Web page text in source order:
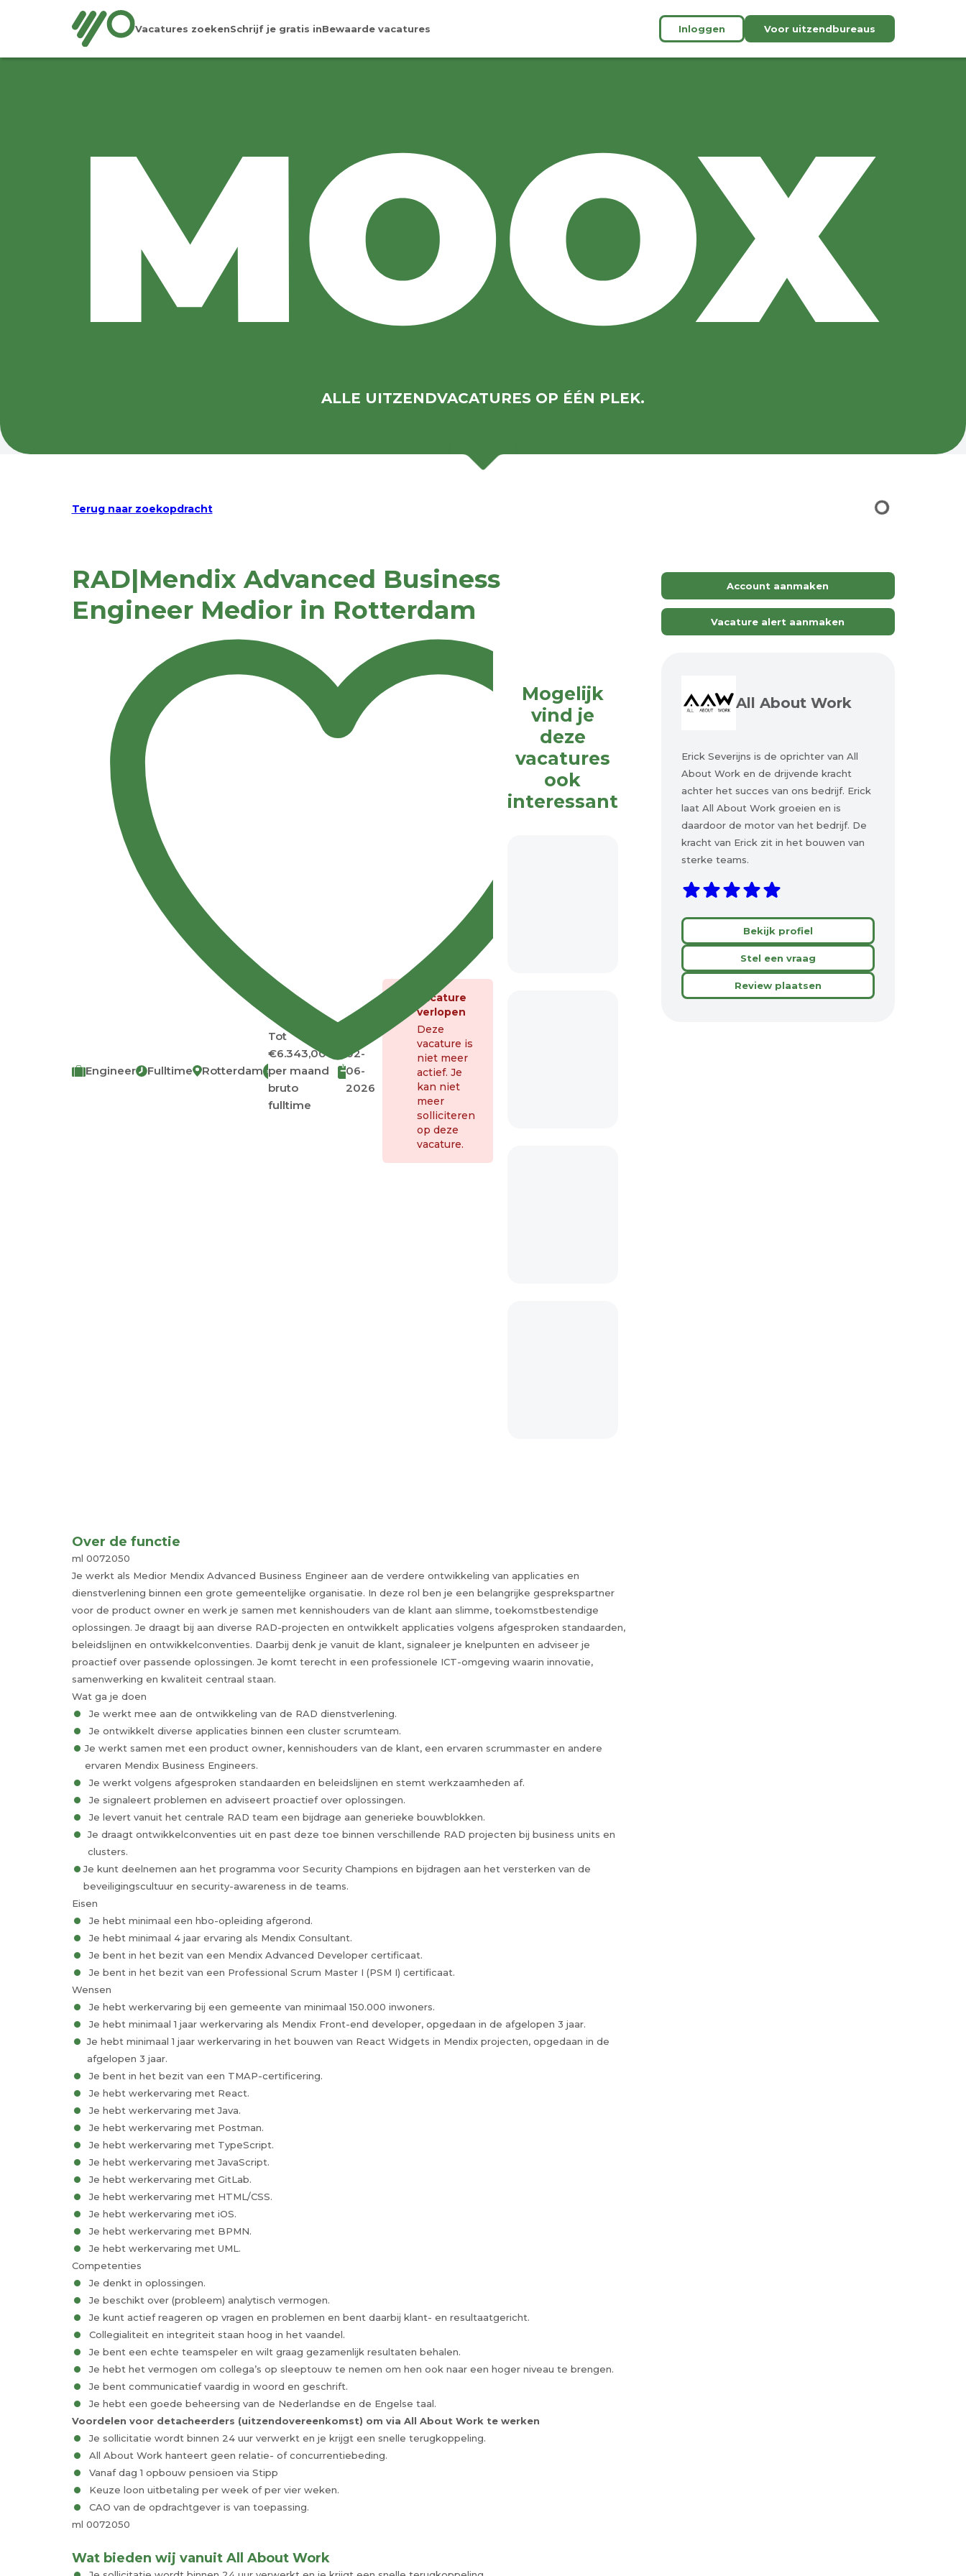
Vacatures zoekenSchrijf je gratis inBewaarde vacatures Inloggen Voor uitzendbureaus
ALLE UITZENDVACATURES OP ÉÉN PLEK.
Terug naar zoekopdracht
RAD|Mendix Advanced Business
Engineer Medior in Rotterdam
Engineer Fulltime Rotterdam €
Tot
€6.343,00
per maand
bruto
fulltime
02-
06-
2026
Vacature
verlopen
Deze
vacature is
niet meer
actief. Je
kan niet
meer
solliciteren
op deze
vacature.
Mogelijk
vind je
deze
vacatures
ook
interessant
Over de functie
ml 0072050
Je werkt als Medior Mendix Advanced Business Engineer aan de verdere ontwikkeling van applicaties en
dienstverlening binnen een grote gemeentelijke organisatie. In deze rol ben je een belangrijke gesprekspartner
voor de product owner en werk je samen met kennishouders van de klant aan slimme, toekomstbestendige
oplossingen. Je draagt bij aan diverse RAD-projecten en ontwikkelt applicaties volgens afgesproken standaarden,
beleidslijnen en ontwikkelconventies. Daarbij denk je vanuit de klant, signaleer je knelpunten en adviseer je
proactief over passende oplossingen. Je komt terecht in een professionele ICT-omgeving waarin innovatie,
samenwerking en kwaliteit centraal staan.
Wat ga je doen
Je werkt mee aan de ontwikkeling van de RAD dienstverlening.
Je ontwikkelt diverse applicaties binnen een cluster scrumteam.
Je werkt samen met een product owner, kennishouders van de klant, een ervaren scrummaster en andere
ervaren Mendix Business Engineers.
Je werkt volgens afgesproken standaarden en beleidslijnen en stemt werkzaamheden af.
Je signaleert problemen en adviseert proactief over oplossingen.
Je levert vanuit het centrale RAD team een bijdrage aan generieke bouwblokken.
Je draagt ontwikkelconventies uit en past deze toe binnen verschillende RAD projecten bij business units en
clusters.
Je kunt deelnemen aan het programma voor Security Champions en bijdragen aan het versterken van de
beveiligingscultuur en security-awareness in de teams.
Eisen
Je hebt minimaal een hbo-opleiding afgerond.
Je hebt minimaal 4 jaar ervaring als Mendix Consultant.
Je bent in het bezit van een Mendix Advanced Developer certificaat.
Je bent in het bezit van een Professional Scrum Master I (PSM I) certificaat.
Wensen
Je hebt werkervaring bij een gemeente van minimaal 150.000 inwoners.
Je hebt minimaal 1 jaar werkervaring als Mendix Front-end developer, opgedaan in de afgelopen 3 jaar.
Je hebt minimaal 1 jaar werkervaring in het bouwen van React Widgets in Mendix projecten, opgedaan in de
afgelopen 3 jaar.
Je bent in het bezit van een TMAP-certificering.
Je hebt werkervaring met React.
Je hebt werkervaring met Java.
Je hebt werkervaring met Postman.
Je hebt werkervaring met TypeScript.
Je hebt werkervaring met JavaScript.
Je hebt werkervaring met GitLab.
Je hebt werkervaring met HTML/CSS.
Je hebt werkervaring met iOS.
Je hebt werkervaring met BPMN.
Je hebt werkervaring met UML.
Competenties
Je denkt in oplossingen.
Je beschikt over (probleem) analytisch vermogen.
Je kunt actief reageren op vragen en problemen en bent daarbij klant- en resultaatgericht.
Collegialiteit en integriteit staan hoog in het vaandel.
Je bent een echte teamspeler en wilt graag gezamenlijk resultaten behalen.
Je hebt het vermogen om collega’s op sleeptouw te nemen om hen ook naar een hoger niveau te brengen.
Je bent communicatief vaardig in woord en geschrift.
Je hebt een goede beheersing van de Nederlandse en de Engelse taal.
Voordelen voor detacheerders (uitzendovereenkomst) om via All About Work te werken
Je sollicitatie wordt binnen 24 uur verwerkt en je krijgt een snelle terugkoppeling.
All About Work hanteert geen relatie- of concurrentiebeding.
Vanaf dag 1 opbouw pensioen via Stipp
Keuze loon uitbetaling per week of per vier weken.
CAO van de opdrachtgever is van toepassing.
ml 0072050
Wat bieden wij vanuit All About Work
Account aanmaken
Vacature alert aanmaken
All About Work
Erick Severijns is de oprichter van All
About Work en de drijvende kracht
achter het succes van ons bedrijf. Erick
laat All About Work groeien en is
daardoor de motor van het bedrijf. De
kracht van Erick zit in het bouwen van
sterke teams.
Bekijk profiel
Stel een vraag
Review plaatsen